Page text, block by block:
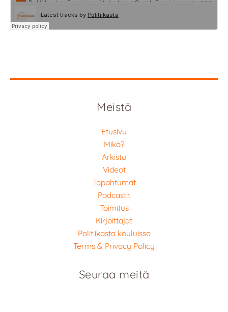
Meistä
Etusivu
Mikä?
Arkisto
Videot
Tapahtumat
Podcastit
Toimitus
Kirjoittajat
Politiikasta kouluissa
Terms & Privacy Policy
Seuraa meitä